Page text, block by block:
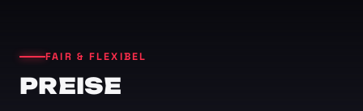
FAIR & FLEXIBEL
PREISE